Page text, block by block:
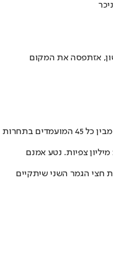
תפסה את המקום
החליפו חששות. עד לאחרונה לנטע לא היתה כל תחרות אמיתית בטבלת ההימורים, וחיזקה אותה כפייבוריטית חסרת מתחרים העובדה ש"TOY" היה השיר הנצפה ביותר ביוטיוב מבין כל 45 המועמדים בתחרות
לאחר שגרפה מחמאות רבות בזכות ביצוע יוצא מן הכלל של השיר "Fuego", כעת הזמרת הקפריסאית אלני פוריירה יכולה להתגאות גם בביצוע הכי נצפה של חצי הגמר הראשון, עם למעלה מ-2.5 מיליון צפיות. נטע אמנם
חצי הגמר השני שיתקיים